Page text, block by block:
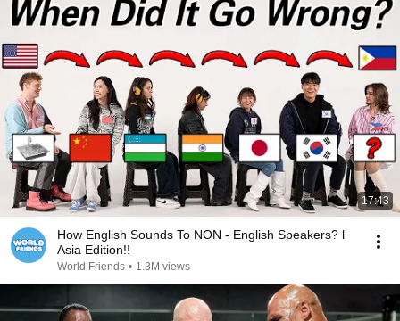
17:43
How English Sounds To NON - English Speakers? l
Asia Edition!!
World Friends • 1.3M views